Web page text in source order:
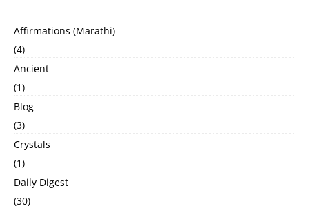
Affirmations (Marathi)
(4)
Ancient
(1)
Blog
(3)
Crystals
(1)
Daily Digest
(30)